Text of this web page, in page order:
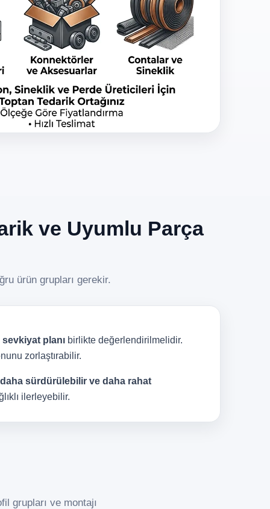
ve Uyumlu Parça
ürün grupları gerekir.
planı birlikte değerlendirilmelidir.
zorlaştırabilir.
sürdürülebilir ve daha rahat
ilerleyebilir.
grupları ve montajı